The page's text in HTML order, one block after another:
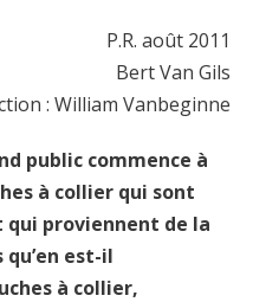
P.R. août 2011
Bert Van Gils
: William Vanbeginne
public commence à
à collier qui sont
qui proviennent de la
est-il
à collier,